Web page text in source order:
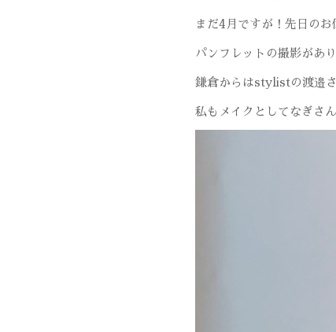
まだ4月ですが！先日の
パンフレットの撮影があ
鎌倉からはstylistの渡邉
私もメイクとしてなぎさ